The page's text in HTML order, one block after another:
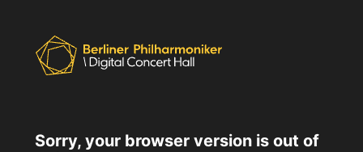
Sorry, your browser version is out of